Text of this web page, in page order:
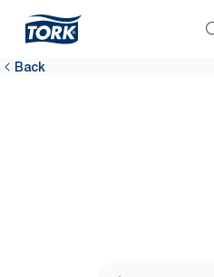
Back